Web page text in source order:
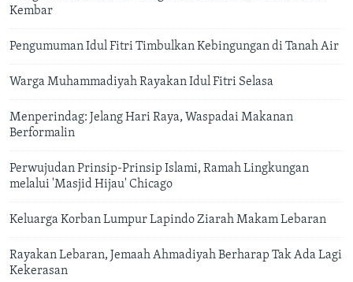
Kembar
Pengumuman Idul Fitri Timbulkan Kebingungan di Tanah Air
Warga Muhammadiyah Rayakan Idul Fitri Selasa
Menperindag: Jelang Hari Raya, Waspadai Makanan
Berformalin
Perwujudan Prinsip-Prinsip Islami, Ramah Lingkungan
melalui 'Masjid Hijau' Chicago
Keluarga Korban Lumpur Lapindo Ziarah Makam Lebaran
Rayakan Lebaran, Jemaah Ahmadiyah Berharap Tak Ada Lagi
Kekerasan